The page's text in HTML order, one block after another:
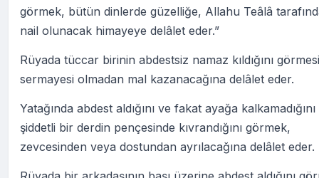
görmek, bütün dinlerde güzelliğe, Allahu Teâlâ
nail olunacak himayeye delâlet eder.”
Rüyada tüccar birinin abdestsiz namaz kıldığını
sermayesi olmadan mal kazanacağına delâlet eder.
Yatağında abdest aldığını ve fakat ayağa
şiddetli bir derdin pençesinde kıvrandığını görmek,
zevcesinden veya dostundan ayrılacağına delâlet eder.